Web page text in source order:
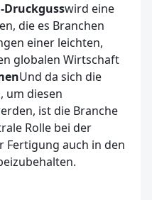
wird eine
die es Branchen
einer leichten,
globalen Wirtschaft
Und da sich die
um diesen
ist die Branche
Rolle bei der
Fertigung auch in den